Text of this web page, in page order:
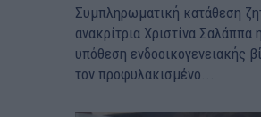
Συμπληρωματική κατάθεση
ανακρίτρια Χριστίνα Σαλάππα
υπόθεση ενδοοικογενειακής
τον προφυλακισμένο...